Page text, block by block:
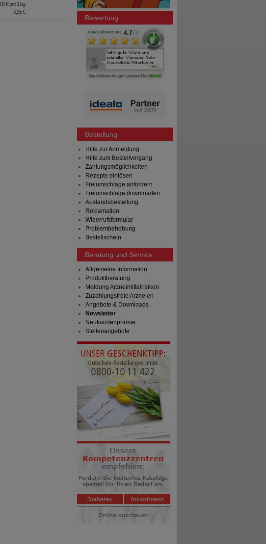
€pro 1 kg
5,95 €
Bewertung
Bestellung
Hilfe zur Anmeldung
Hilfe zum Bestellvorgang
Zahlungsmöglichkeiten
Rezepte einlösen
Freiumschläge anfordern
Freiumschläge downloaden
Auslandsbestellung
Reklamation
Widerrufsformular
Problembehebung
Bestellschein
Beratung und Service
Allgemeine Information
Produktberatung
Meldung Arzneimittelrisiken
Zuzahlungsfreie Arzneien
Angebote & Downloads
Newsletter
Neukundenprämie
Stellenangebote